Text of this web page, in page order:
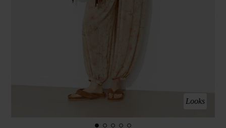
Looks